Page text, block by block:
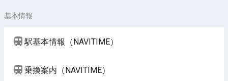
基本情報
駅基本情報（NAVITIME）
乗換案内（NAVITIME）